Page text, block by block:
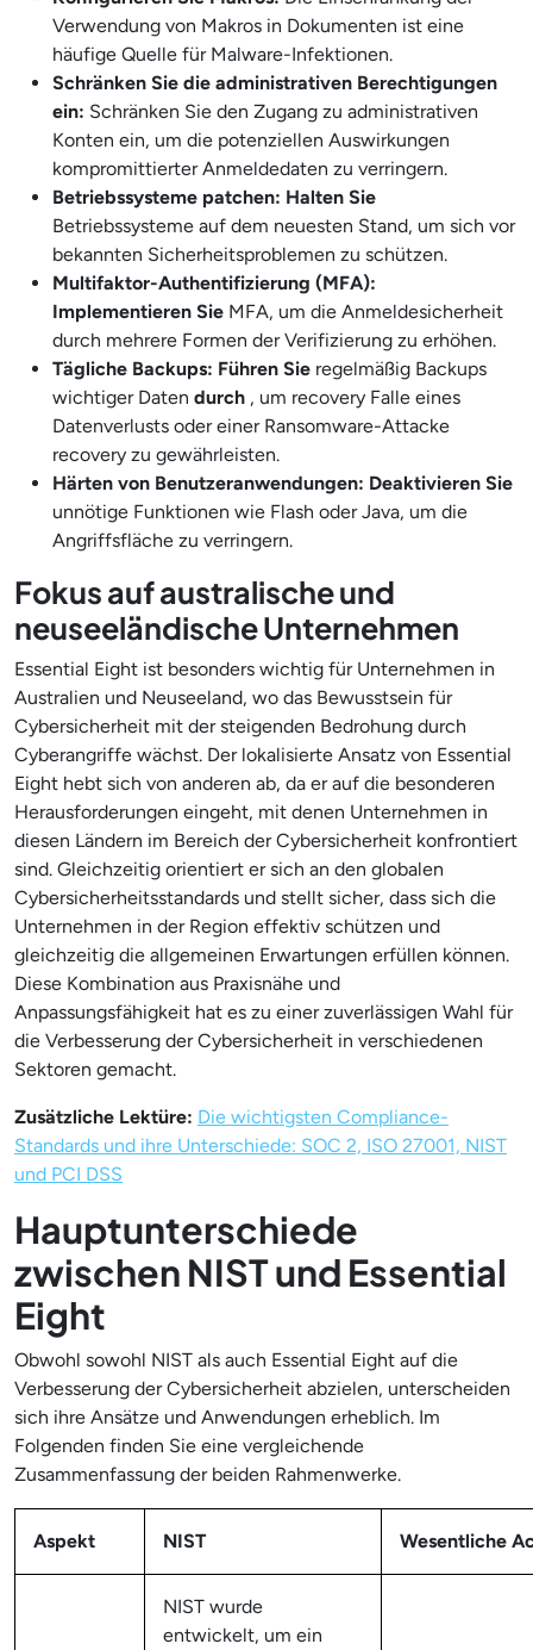
Verwendung von Makros in Dokumenten ist eine
häufige Quelle für Malware-Infektionen.
Schränken Sie die administrativen Berechtigungen
ein: Schränken Sie den Zugang zu administrativen
Konten ein, um die potenziellen Auswirkungen
kompromittierter Anmeldedaten zu verringern.
Betriebssysteme patchen: Halten Sie
Betriebssysteme auf dem neuesten Stand, um sich vor
bekannten Sicherheitsproblemen zu schützen.
Multifaktor-Authentifizierung (MFA):
Implementieren Sie MFA, um die Anmeldesicherheit
durch mehrere Formen der Verifizierung zu erhöhen.
Tägliche Backups: Führen Sie regelmäßig Backups
wichtiger Daten durch , um recovery Falle eines
Datenverlusts oder einer Ransomware-Attacke
recovery zu gewährleisten.
Härten von Benutzeranwendungen: Deaktivieren Sie
unnötige Funktionen wie Flash oder Java, um die
Angriffsfläche zu verringern.
Fokus auf australische und
neuseeländische Unternehmen
Essential Eight ist besonders wichtig für Unternehmen in
Australien und Neuseeland, wo das Bewusstsein für
Cybersicherheit mit der steigenden Bedrohung durch
Cyberangriffe wächst. Der lokalisierte Ansatz von Essential
Eight hebt sich von anderen ab, da er auf die besonderen
Herausforderungen eingeht, mit denen Unternehmen in
diesen Ländern im Bereich der Cybersicherheit konfrontiert
sind. Gleichzeitig orientiert er sich an den globalen
Cybersicherheitsstandards und stellt sicher, dass sich die
Unternehmen in der Region effektiv schützen und
gleichzeitig die allgemeinen Erwartungen erfüllen können.
Diese Kombination aus Praxisnähe und
Anpassungsfähigkeit hat es zu einer zuverlässigen Wahl für
die Verbesserung der Cybersicherheit in verschiedenen
Sektoren gemacht.
Zusätzliche Lektüre: Die wichtigsten Compliance-
Standards und ihre Unterschiede: SOC 2, ISO 27001, NIST
und PCI DSS
Hauptunterschiede
zwischen NIST und Essential
Eight
Obwohl sowohl NIST als auch Essential Eight auf die
Verbesserung der Cybersicherheit abzielen, unterscheiden
sich ihre Ansätze und Anwendungen erheblich. Im
Folgenden finden Sie eine vergleichende
Zusammenfassung der beiden Rahmenwerke.
Aspekt NIST Wesentliche
NIST wurde
entwickelt, um ein